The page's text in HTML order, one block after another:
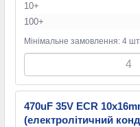
10+
100+
Мінімальне замовлення: 4 шт
470uF 35V ECR
(електролітичний